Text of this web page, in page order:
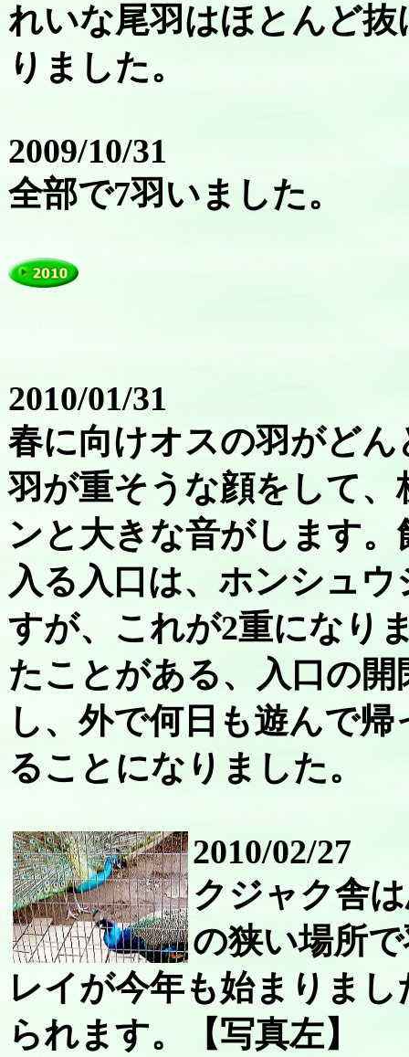
れいな尾羽はほとんど
りました。
2009/10/31
全部で7羽いました。
2010/01/31
春に向けオスの羽がど
羽が重そうな顔をして
ンと大きな音がします
入る入口は、ホンシュ
すが、これが2重になり
たことがある、入口の
し、外で何日も遊んで
ることになりました。
2010/02/27
クジャク舎
の狭い場所
レイが今年も始まりま
られます。【写真左】